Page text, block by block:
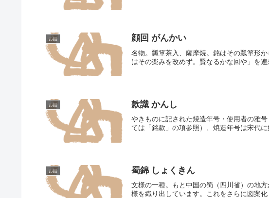
お話 顔回 がんかい
名物。瓢箪茶入、薩摩焼。銘はその瓢箪形
はその楽みを改めず。賢なるかな回や」を
お話 款識 かんし
やきものに記された焼造年号・使用者の雅
ては「銘款」の項参照）、焼造年号は宋代
お話 蜀錦 しょくきん
文様の一種。もと中国の蜀（四川省）の地
様を織り出しています。これをさらに図案